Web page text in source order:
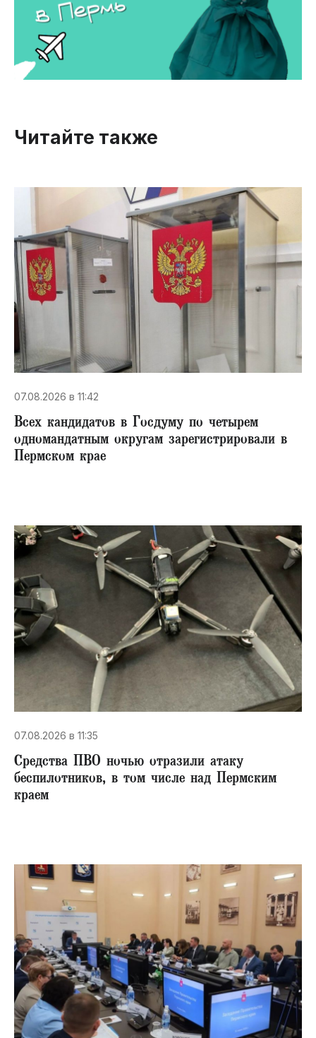
Читайте также
07.08.2026 в 11:42
Всех кандидатов в Госдуму по четырем
одномандатным округам зарегистрировали в
Пермском крае
07.08.2026 в 11:35
Средства ПВО ночью отразили атаку
беспилотников, в том числе над Пермским
краем